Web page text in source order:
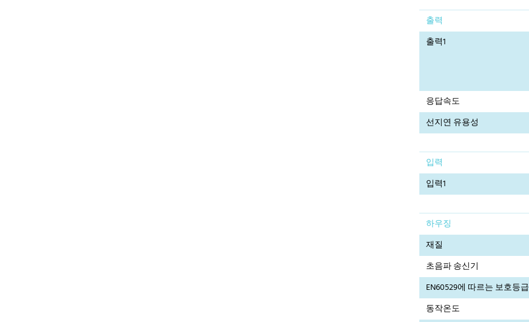
출력
출력1
응답속도
선지연 유용성
입력
입력1
하우징
재질
초음파 송신기
EN60529에 따르는 보호등급
동작온도